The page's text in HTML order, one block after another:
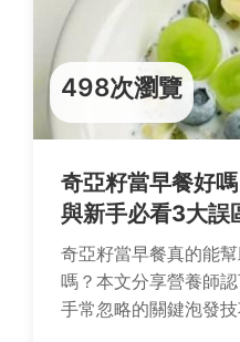
498次瀏覽
奇亞籽當早餐好
與新手必看3大誤
奇亞籽當早餐真的能
嗎？本文分享營養師
手常忽略的關鍵泡發